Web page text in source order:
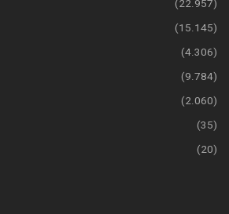
(22.957)
(15.145)
(4.306)
(9.784)
(2.060)
(35)
(20)